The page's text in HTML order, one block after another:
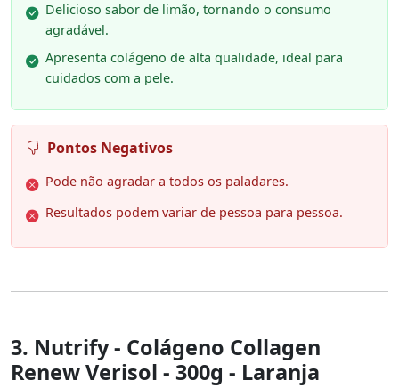
Delicioso sabor de limão, tornando o consumo
agradável.
Apresenta colágeno de alta qualidade, ideal para
cuidados com a pele.
Pontos Negativos
Pode não agradar a todos os paladares.
Resultados podem variar de pessoa para pessoa.
3. Nutrify - Colágeno Collagen
Renew Verisol - 300g - Laranja